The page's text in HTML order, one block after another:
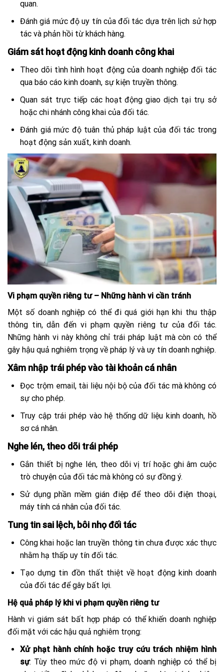
quan.
Đánh giá mức độ uy tín của đối tác dựa trên lịch sử hợp
tác và phản hồi từ khách hàng.
Giám sát hoạt động kinh doanh công khai
Theo dõi tình hình hoạt động của doanh nghiệp đối tác
qua báo cáo kinh doanh, sự kiện truyền thông.
Quan sát trực tiếp các hoạt động giao dịch tại trụ sở
hoặc chi nhánh công khai của đối tác.
Đánh giá mức độ tuân thủ pháp luật của đối tác trong
hoạt động sản xuất, kinh doanh.
Vi phạm quyền riêng tư – Những hành vi cần tránh
Một số doanh nghiệp có thể đi quá giới hạn khi thu thập
thông tin, dẫn đến vi phạm quyền riêng tư của đối tác.
Những hành vi này không chỉ trái pháp luật mà còn có thể
gây hậu quả nghiêm trọng về pháp lý và uy tín doanh nghiệp.
Xâm nhập trái phép vào tài khoản cá nhân
Đọc trộm email, tài liệu nội bộ của đối tác mà không có
sự cho phép.
Truy cập trái phép vào hệ thống dữ liệu kinh doanh, hồ
sơ cá nhân.
Nghe lén, theo dõi trái phép
Gắn thiết bị nghe lén, theo dõi vị trí hoặc ghi âm cuộc
trò chuyện của đối tác mà không có sự đồng ý.
Sử dụng phần mềm gián điệp để theo dõi điện thoại,
máy tính cá nhân của đối tác.
Tung tin sai lệch, bôi nhọ đối tác
Công khai hoặc lan truyền thông tin chưa được xác thực
nhằm hạ thấp uy tín đối tác.
Tạo dựng tin đồn thất thiệt về hoạt động kinh doanh
của đối tác để gây bất lợi.
Hệ quả pháp lý khi vi phạm quyền riêng tư
Hành vi giám sát bất hợp pháp có thể khiến doanh nghiệp
đối mặt với các hậu quả nghiêm trọng:
Xử phạt hành chính hoặc truy cứu trách nhiệm hình
sự: Tùy theo mức độ vi phạm, doanh nghiệp có thể bị